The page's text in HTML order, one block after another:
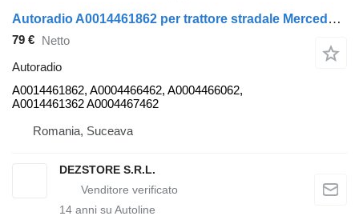
Autoradio A0014461862 per trattore stradale Mercedes-Benz ACTROS MP4
79 €
Netto
Autoradio
A0014461862, A0004466462, A0004466062,
A0014461362 A0004467462
Romania, Suceava
DEZSTORE S.R.L.
14 anni su Autoline